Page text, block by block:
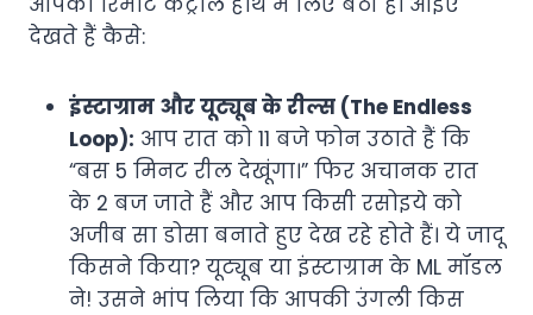
देखते हैं कैसे:
इंस्टाग्राम और यूट्यूब के रील्स (The Endless
Loop): आप रात को 11 बजे फोन उठाते हैं कि
“बस 5 मिनट रील देखूंगा।” फिर अचानक रात
के 2 बज जाते हैं और आप किसी रसोइये को
अजीब सा डोसा बनाते हुए देख रहे होते हैं। ये जादू
किसने किया? यूट्यूब या इंस्टाग्राम के ML मॉडल
ने! उसने भांप लिया कि आपकी उंगली किस